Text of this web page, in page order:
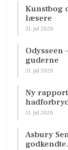
Kunstbog
læsere
31. jul 2026
guderne
31. jul 2026
Ny
31. jul 2026
Asbury